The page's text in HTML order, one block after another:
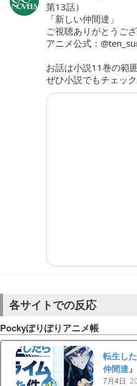
第13話）
「新しい仲間達」
ご視聴ありがとうご
アニメ公式：
お話は小説11巻の範
ぜひ小説でもチェッ
各サイトでの反応
Pockyぽりぽりアニメ帳
転生
仲間達』
7月4日